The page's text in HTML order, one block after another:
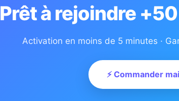
Prêt à rejoindre
Activation en moins de 5 minutes ·
⚡ Commander